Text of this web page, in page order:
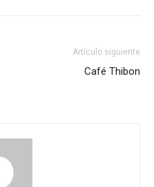
Artículo siguiente
Café Thibon